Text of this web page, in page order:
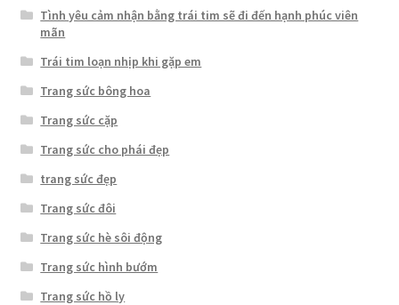
Tình yêu cảm nhận bằng trái tim sẽ đi đến hạnh phúc viên
mãn
Trái tim loạn nhịp khi gặp em
Trang sức bông hoa
Trang sức cặp
Trang sức cho phái đẹp
trang sức đẹp
Trang sức đôi
Trang sức hè sôi động
Trang sức hình bướm
Trang sức hồ ly